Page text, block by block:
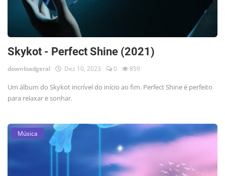
Skykot - Perfect Shine (2021)
downloadgeral Dez 10, 2023 0 859
Um álbum do Skykot incrível do início ao fim. Perfect Shine é perfeito
para relaxar e sonhar.
Música